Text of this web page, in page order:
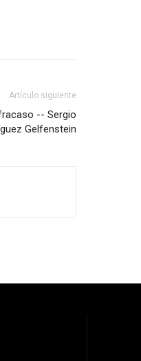
Artículo siguiente
-- Sergio
Gelfenstein